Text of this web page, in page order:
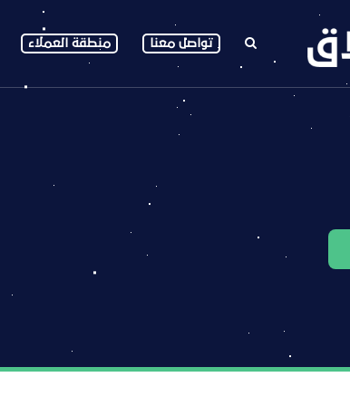
تواصل معنا منطقة العملاء